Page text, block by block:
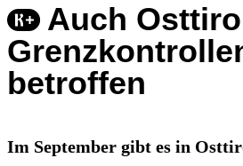
Auch
betroffen
Im September gibt es in